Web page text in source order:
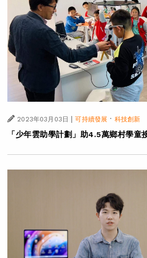
2023年03月03日 | 可持續發展 · 科技創新
「少年雲助學計劃」助4.5萬鄉村學童